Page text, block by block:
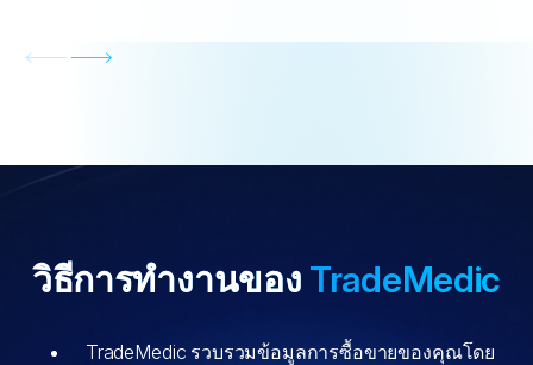
วิธีการทำงานของ TradeMedic
TradeMedic รวบรวมข้อมูลการซื้อขายของคุณโดย